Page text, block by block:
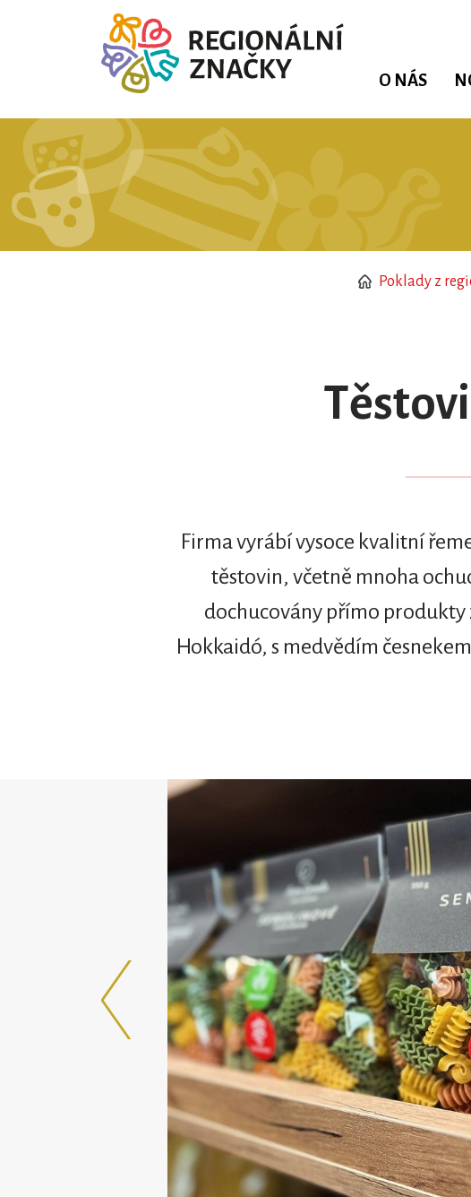
O NÁS
Poklady z
Firma vyrábí vysoce kvalitní
těstovin, včetně mnoha
dochucovány přímo produkty
Hokkaidó, s medvědím